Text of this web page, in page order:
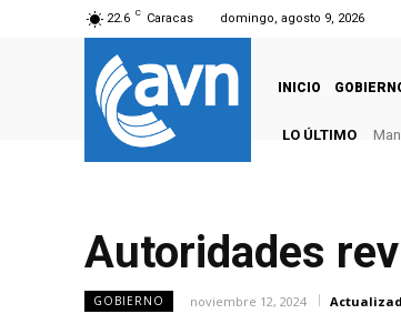
22.6 C Caracas domingo, agosto 9, 2026
INICIO
LO ÚLTIMO
Autoridades
GOBIERNO noviembre 12, 2024